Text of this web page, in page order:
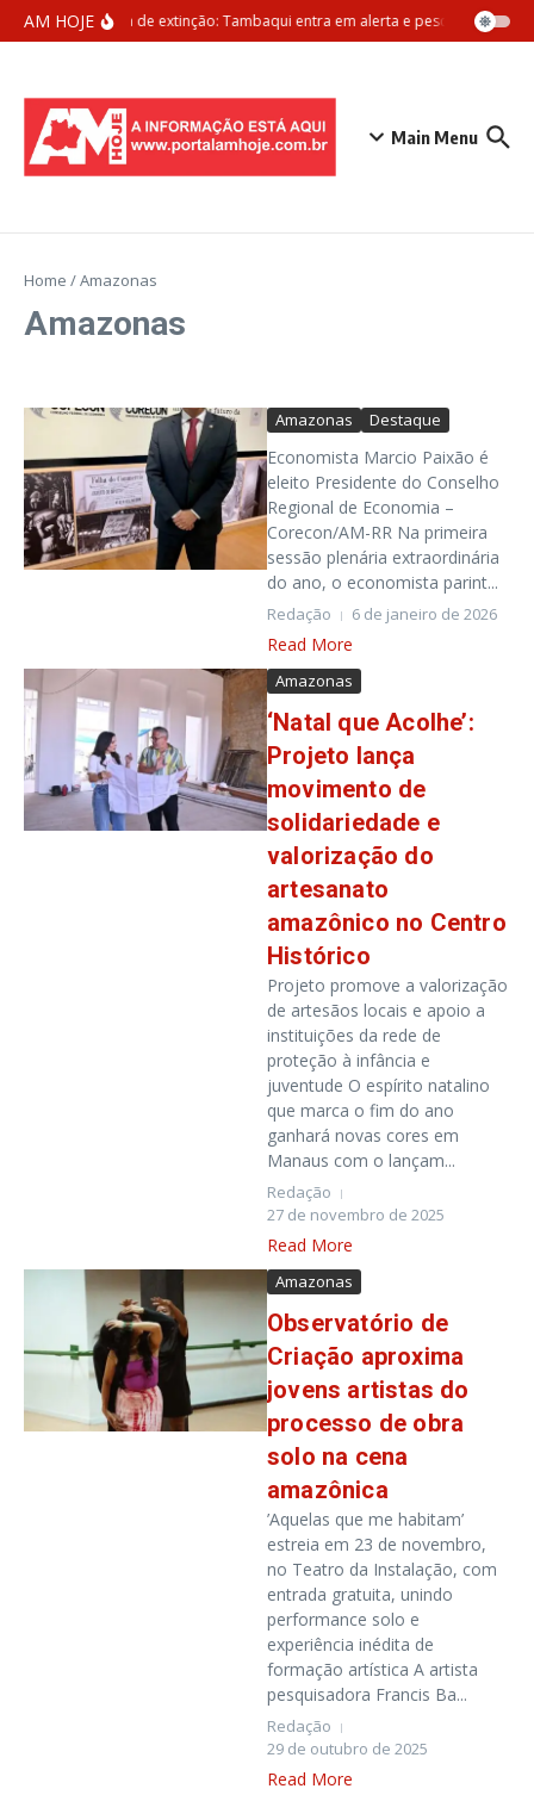
Ir para o conteúdo
AM HOJEAmeaça de extinção: Tambaqui entra em alerta e pesca pode ser
Main Menu
Home /Amazonas
Amazonas
Amazonas Destaque
Economista Marcio Paixão é
eleito Presidente do Conselho
Regional de Economia –
Corecon/AM-RR Na primeira
sessão plenária extraordinária
do ano, o economista parint...
Redação 6 de janeiro de 2026
Read More
Amazonas
‘Natal que Acolhe’:
Projeto lança
movimento de
solidariedade e
valorização do
artesanato
amazônico no Centro
Histórico
Projeto promove a valorização
de artesãos locais e apoio a
instituições da rede de
proteção à infância e
juventude O espírito natalino
que marca o fim do ano
ganhará novas cores em
Manaus com o lançam...
Redação
27 de novembro de 2025
Read More
Amazonas
Observatório de
Criação aproxima
jovens artistas do
processo de obra
solo na cena
amazônica
’Aquelas que me habitam’
estreia em 23 de novembro,
no Teatro da Instalação, com
entrada gratuita, unindo
performance solo e
experiência inédita de
formação artística A artista
pesquisadora Francis Ba...
Redação
29 de outubro de 2025
Read More